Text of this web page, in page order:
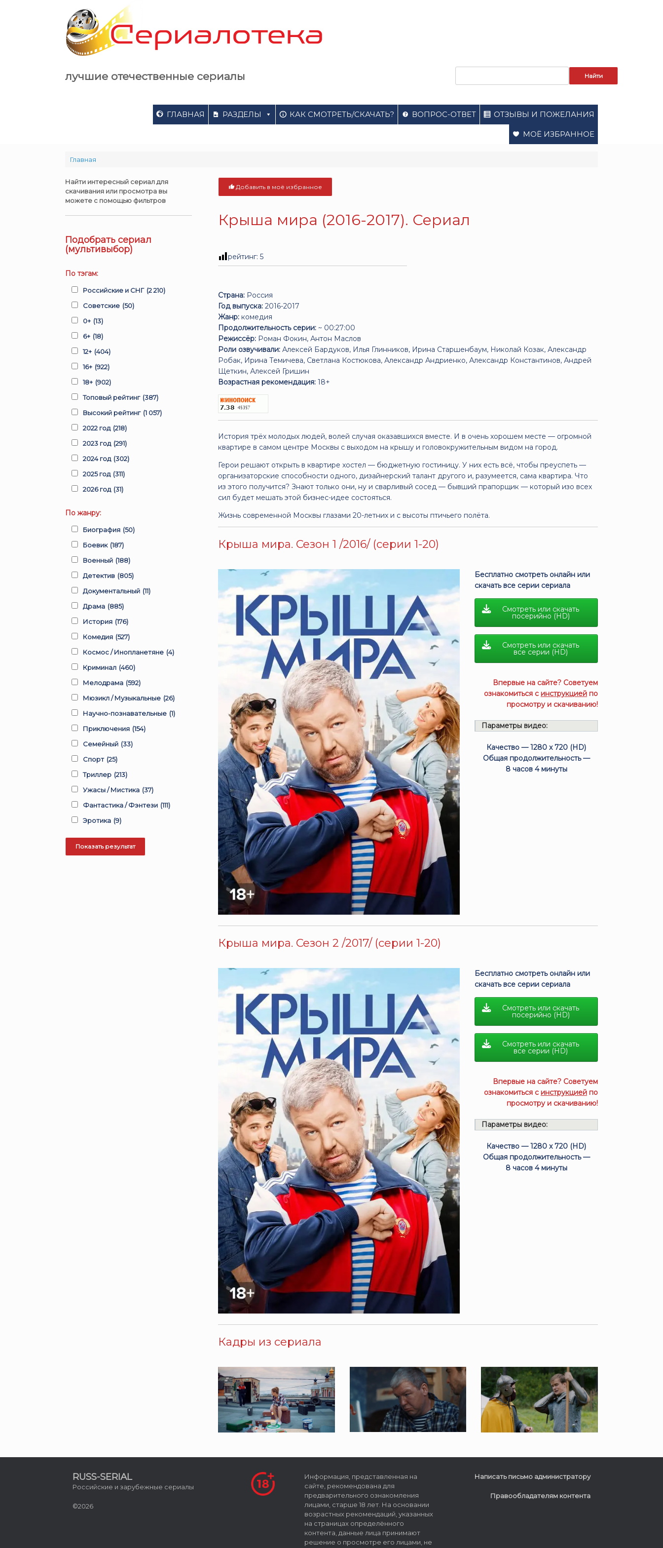
лучшие отечественные сериалы
ГЛАВНАЯ РАЗДЕЛЫ КАК СМОТРЕТЬ/СКАЧАТЬ? ВОПРОС-ОТВЕТ ОТЗЫВЫ И ПОЖЕЛАНИЯ
МОЁ ИЗБРАННОЕ
Главная
Добавить в моё избранное
Крыша мира (2016-2017). Сериал
рейтинг:5
Страна: Россия
Год выпуска: 2016-2017
Жанр: комедия
Продолжительность серии: ~ 00:27:00
Режиссёр: Роман Фокин, Антон Маслов
Роли озвучивали: Алексей Бардуков, Илья Глинников, Ирина Старшенбаум, Николай Козак, Александр
Робак, Ирина Темичева, Светлана Костюкова, Александр Андриенко, Александр Константинов, Андрей
Щеткин, Алексей Гришин
Возрастная рекомендация: 18+
История трёх молодых людей, волей случая оказавшихся вместе. И в очень хорошем месте — огромной
квартире в самом центре Москвы с выходом на крышу и головокружительным видом на город.
Герои решают открыть в квартире хостел — бюджетную гостиницу. У них есть всё, чтобы преуспеть —
организаторские способности одного, дизайнерский талант другого и, разумеется, сама квартира. Что
из этого получится? Знают только они, ну и сварливый сосед — бывший прапорщик — который изо всех
сил будет мешать этой бизнес-идее состояться.
Жизнь современной Москвы глазами 20-летних и с высоты птичьего полёта.
Крыша мира. Сезон 1 /2016/ (серии 1-20)
Бесплатно смотреть онлайн или
скачать все серии сериала
Смотреть или скачать
посерийно (HD)
Смотреть или скачать
все серии (HD)
Впервые на сайте? Советуем
ознакомиться с инструкцией по
просмотру и скачиванию!
Параметры видео:
Качество — 1280 x 720 (HD)
Общая продолжительность —
8 часов 4 минуты
Крыша мира. Сезон 2 /2017/ (серии 1-20)
Бесплатно смотреть онлайн или
скачать все серии сериала
Смотреть или скачать
посерийно (HD)
Смотреть или скачать
все серии (HD)
Впервые на сайте? Советуем
ознакомиться с инструкцией по
просмотру и скачиванию!
Параметры видео:
Качество — 1280 x 720 (HD)
Общая продолжительность —
8 часов 4 минуты
Кадры из сериала
Найти интересный сериал для
скачивания или просмотра вы
можете с помощью фильтров
Подобрать сериал
(мультивыбор)
По тэгам:
Российские и СНГ (2 210)
Советские (50)
0+ (13)
6+ (18)
12+ (404)
16+ (922)
18+ (902)
Топовый рейтинг (387)
Высокий рейтинг (1 057)
2022 год (218)
2023 год (291)
2024 год (302)
2025 год (311)
2026 год (31)
По жанру:
Биография (50)
Боевик (187)
Военный (188)
Детектив (805)
Документальный (11)
Драма (885)
История (176)
Комедия (527)
Космос / Инопланетяне (4)
Криминал (460)
Мелодрама (592)
Мюзикл / Музыкальные (26)
Научно-познавательные (1)
Приключения (154)
Семейный (33)
Спорт (25)
Триллер (213)
Ужасы / Мистика (37)
Фантастика / Фэнтези (111)
Эротика (9)
RUSS-SERIAL
Российские и зарубежные сериалы
©2026
Информация, представленная на
сайте, рекомендована для
предварительного ознакомления
лицами, старше 18 лет. На основании
возрастных рекомендаций, указанных
на страницах определённого
контента, данные лица принимают
решение о просмотре его лицами, не
Написать письмо администратору
Правообладателям контента